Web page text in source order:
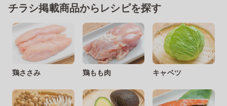
チラシ掲載商品からレシピを探す
鶏ささみ 鶏もも肉 キャベツ